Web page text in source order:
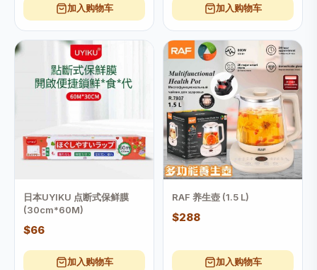
加入购物车 加入购物车
日本UYIKU 点断式保鲜膜
(30cm*60M)
$66
加入购物车
RAF 养生壺 (1.5 L)
$288
加入购物车